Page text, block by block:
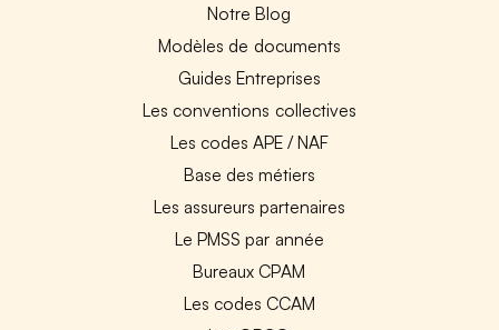
Notre Blog
Modèles de documents
Guides Entreprises
Les conventions collectives
Les codes APE / NAF
Base des métiers
Les assureurs partenaires
Le PMSS par année
Bureaux CPAM
Les codes CCAM